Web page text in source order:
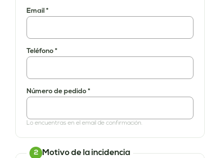
Email *
Teléfono *
Número de pedido *
Lo encuentras en el email de confirmación.
2 Motivo de la incidencia